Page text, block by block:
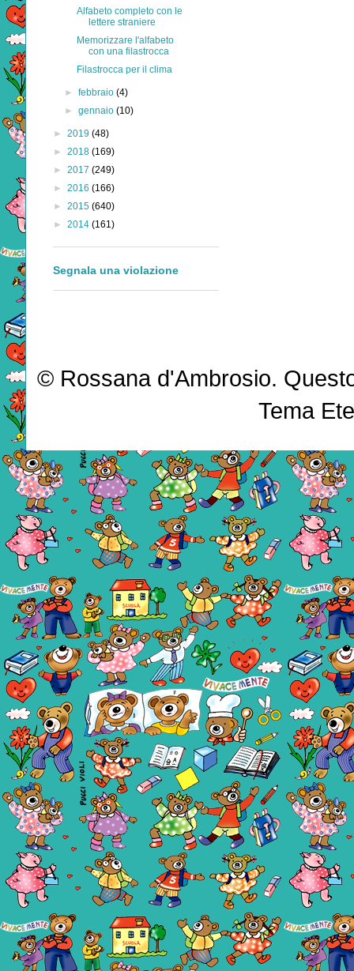
Alfabeto completo con le
lettere straniere
Memorizzare l'alfabeto
con una filastrocca
Filastrocca per il clima
►febbraio(4)
►gennaio(10)
► 2019 (48)
► 2018 (169)
► 2017 (249)
► 2016 (166)
► 2015 (640)
► 2014 (161)
Segnala una violazione
© Rossana d'Ambrosio.
Tema